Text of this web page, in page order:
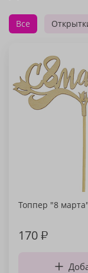
Все
Топпер "8 марта"
170₽